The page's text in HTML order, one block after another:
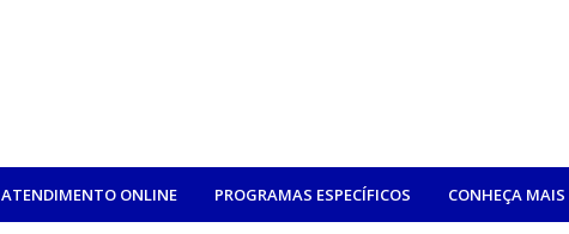
ATENDIMENTO ONLINE PROGRAMAS ESPECÍFICOS CONHEÇA MAIS